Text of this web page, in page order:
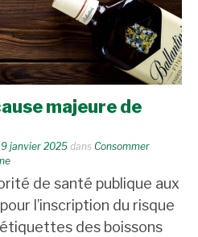
majeure de
9 janvier 2025 dans Consommer
de santé publique aux
l’inscription du risque
des boissons